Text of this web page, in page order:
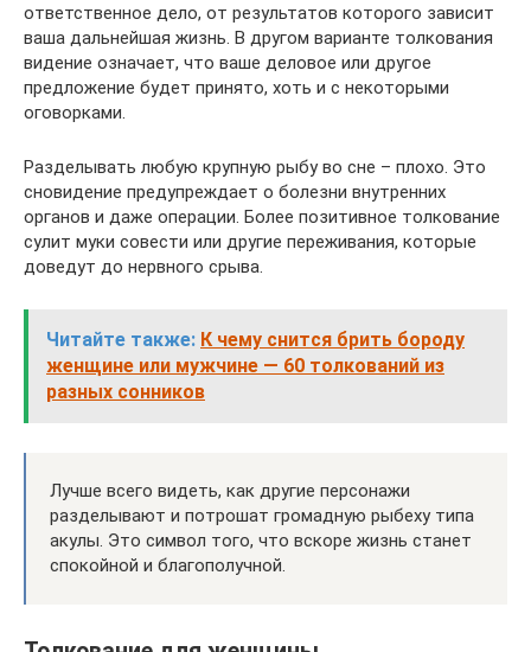
ответственное дело, от результатов которого зависит
ваша дальнейшая жизнь. В другом варианте толкования
видение означает, что ваше деловое или другое
предложение будет принято, хоть и с некоторыми
оговорками.
Разделывать любую крупную рыбу во сне – плохо. Это
сновидение предупреждает о болезни внутренних
органов и даже операции. Более позитивное толкование
сулит муки совести или другие переживания, которые
доведут до нервного срыва.
Читайте также: К чему снится брить бороду
женщине или мужчине — 60 толкований из
разных сонников
Лучше всего видеть, как другие персонажи
разделывают и потрошат громадную рыбеху типа
акулы. Это символ того, что вскоре жизнь станет
спокойной и благополучной.